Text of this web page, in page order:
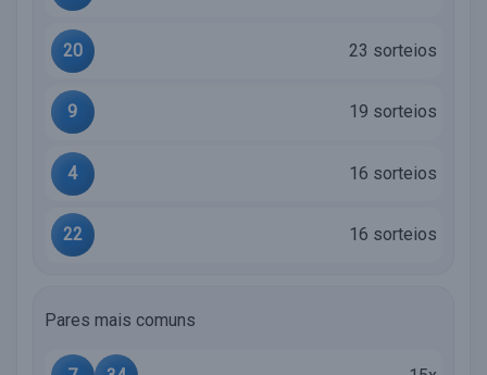
20 23 sorteios
9 19 sorteios
4 16 sorteios
22 16 sorteios
Pares mais comuns